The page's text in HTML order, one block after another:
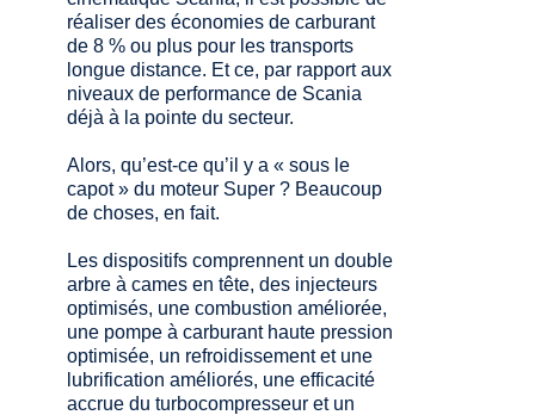
réaliser des économies de carburant
de 8 % ou plus pour les transports
longue distance. Et ce, par rapport aux
niveaux de performance de Scania
déjà à la pointe du secteur.
Alors, qu’est-ce qu’il y a « sous le
capot » du moteur Super ? Beaucoup
de choses, en fait.
Les dispositifs comprennent un double
arbre à cames en tête, des injecteurs
optimisés, une combustion améliorée,
une pompe à carburant haute pression
optimisée, un refroidissement et une
lubrification améliorés, une efficacité
accrue du turbocompresseur et un